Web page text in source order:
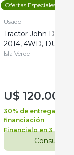
Ofertas Especiales
Usado
Tractor John Deere
2014, 4WD, DUAL
Isla Verde
U$ 120.000
30% de entrega +
financiación
Financialo en 3 años
Consultar